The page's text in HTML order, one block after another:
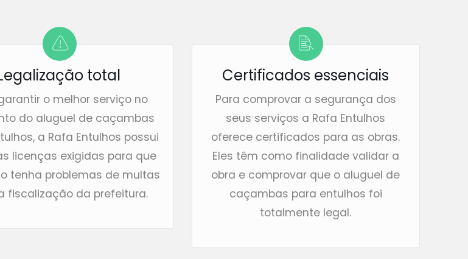
total
o melhor serviço no
do aluguel de caçambas
a Rafa Entulhos possui
licenças exigidas para que
tenha problemas de multas
fiscalização da prefeitura.
Certificados essenciais
Para comprovar a segurança dos
seus serviços a Rafa Entulhos
oferece certificados para as obras.
Eles têm como finalidade validar a
obra e comprovar que o aluguel de
caçambas para entulhos foi
totalmente legal.